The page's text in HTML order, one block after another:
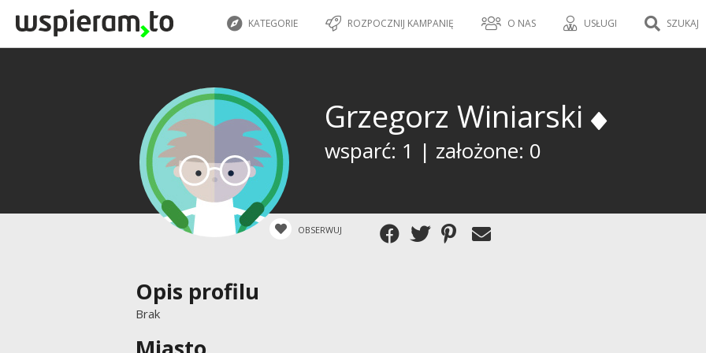
KATEGORIE ROZPOCZNIJ KAMPANIĘ O NAS USŁUGI SZUKAJ
Grzegorz Winiarski
wsparć: 1 | założone: 0
OBSERWUJ
Opis profilu
Brak